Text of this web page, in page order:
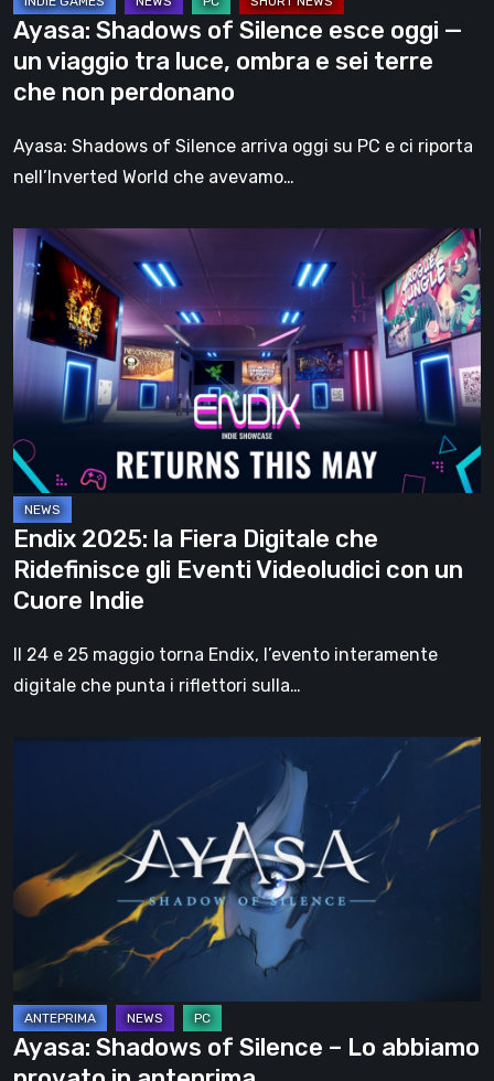
tra
luce,
ombra
e
sei
terre
non
perdonano
Ayasa: Shadows of Silence esce oggi —
un viaggio tra luce, ombra e sei terre
che non perdonano
Ayasa: Shadows of Silence arriva oggi su PC e ci riporta
nell’Inverted World che avevamo…
Endix
2025:
la
Fiera
Digitale
che
Ridefinisce
gli
Eventi
Videoludici
con
un
Cuore
Indie
Endix 2025: la Fiera Digitale che
Ridefinisce gli Eventi Videoludici con un
Cuore Indie
Il 24 e 25 maggio torna Endix, l’evento interamente
digitale che punta i riflettori sulla…
Lo
provato
anteprima
Ayasa: Shadows of Silence – Lo abbiamo